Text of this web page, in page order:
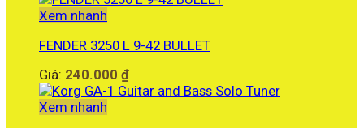
Xem nhanh
FENDER 3250 L 9-42 BULLET
Giá: 240.000 ₫
Xem nhanh